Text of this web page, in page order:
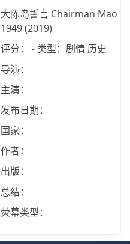
大陈岛誓言 Chairman Mao
1949 (2019)
评分： - 类型：剧情 历史
导演：
主演：
发布日期：
国家：
作者：
出版：
总结：
荧幕类型：